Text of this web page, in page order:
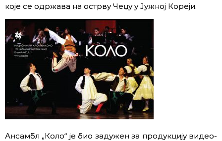
које се одржава на острву Чеџу у Јужној Кореји.
Ансамбл „Коло“ је био задужен за продукцију видео-